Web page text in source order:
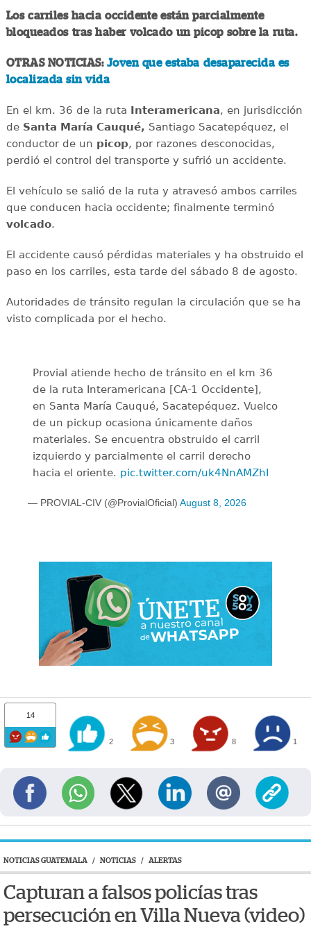
Los carriles hacia occidente están parcialmente
bloqueados tras haber volcado un picop sobre la ruta.
OTRAS NOTICIAS:Joven que estaba desaparecida es
localizada sin vida
En el km. 36 de la ruta Interamericana, en jurisdicción
de Santa María Cauqué, Santiago Sacatepéquez, el
conductor de un picop, por razones desconocidas,
perdió el control del transporte y sufrió un accidente.
El vehículo se salió de la ruta y atravesó ambos carriles
que conducen hacia occidente; finalmente terminó
volcado.
El accidente causó pérdidas materiales y ha obstruido el
paso en los carriles, esta tarde del sábado 8 de agosto.
Autoridades de tránsito regulan la circulación que se ha
visto complicada por el hecho.
Provial atiende hecho de tránsito en el km 36
de la ruta Interamericana [CA-1 Occidente],
en Santa María Cauqué, Sacatepéquez. Vuelco
de un pickup ocasiona únicamente daños
materiales. Se encuentra obstruido el carril
izquierdo y parcialmente el carril derecho
hacia el oriente. pic.twitter.com/uk4NnAMZhI
— PROVIAL-CIV (@ProvialOficial) August 8, 2026
14
2 3 8 1
NOTICIAS GUATEMALA / NOTICIAS / ALERTAS
Capturan a falsos policías tras
persecución en Villa Nueva (video)